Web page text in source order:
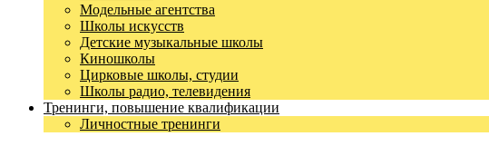
Модельные агентства
Школы искусств
Детские музыкальные школы
Киношколы
Цирковые школы, студии
Школы радио, телевидения
Тренинги, повышение квалификации
Личностные тренинги